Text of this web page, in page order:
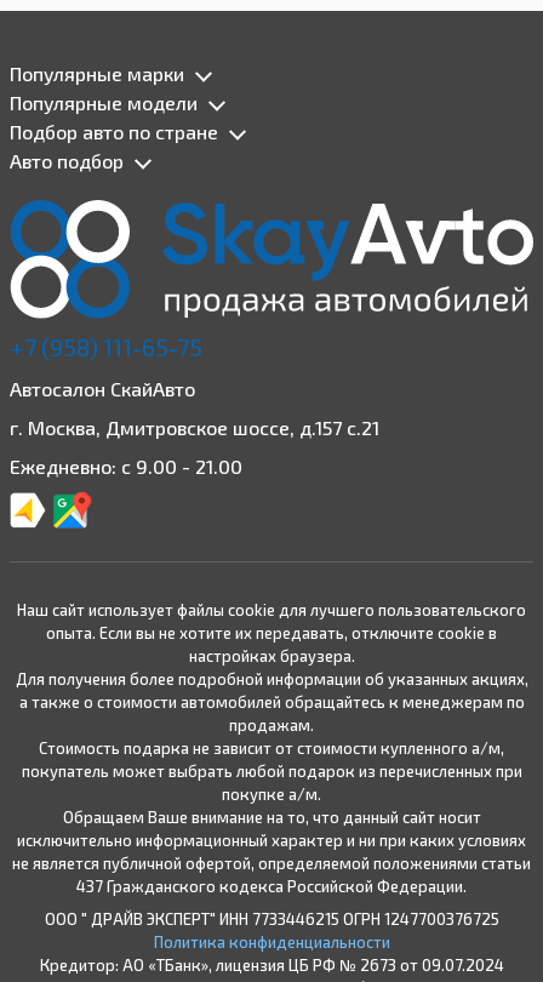
Популярные марки
Популярные модели
Подбор авто по стране
Авто подбор
+7 (958) 111-65-75
Автосалон СкайАвто
г. Москва, Дмитровское шоссе, д.157 с.21
Ежедневно: с 9.00 - 21.00
Наш сайт использует файлы cookie для лучшего пользовательского
опыта. Если вы не хотите их передавать, отключите cookie в
настройках браузера.
Для получения более подробной информации об указанных акциях,
а также о стоимости автомобилей обращайтесь к менеджерам по
продажам.
Стоимость подарка не зависит от стоимости купленного а/м,
покупатель может выбрать любой подарок из перечисленных при
покупке а/м.
Обращаем Ваше внимание на то, что данный сайт носит
исключительно информационный характер и ни при каких условиях
не является публичной офертой, определяемой положениями статьи
437 Гражданского кодекса Российской Федерации.
ООО " ДРАЙВ ЭКСПЕРТ" ИНН 7733446215 ОГРН 1247700376725
Политика конфиденциальности
Кредитор: АО «ТБанк», лицензия ЦБ РФ № 2673 от 09.07.2024